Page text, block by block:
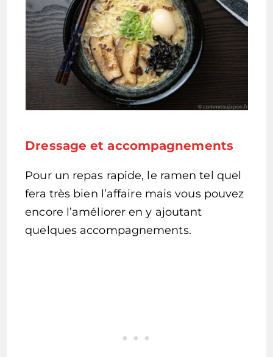
Dressage et accompagnements
Pour un repas rapide, le ramen tel quel
fera très bien l’affaire mais vous pouvez
encore l’améliorer en y ajoutant
quelques accompagnements.